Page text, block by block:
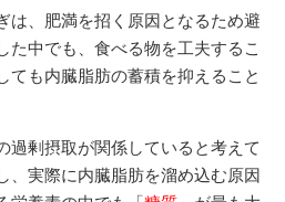
は、肥満を招く原因となるため避
た中でも、食べる物を工夫するこ
ても内臓脂肪の蓄積を抑えること
過剰摂取が関係していると考えて
、実際に内臓脂肪を溜め込む原因